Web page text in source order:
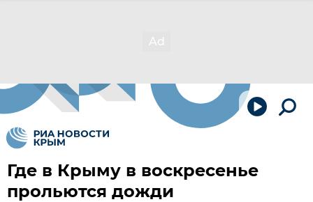
Где в Крыму в воскресенье
прольются дожди